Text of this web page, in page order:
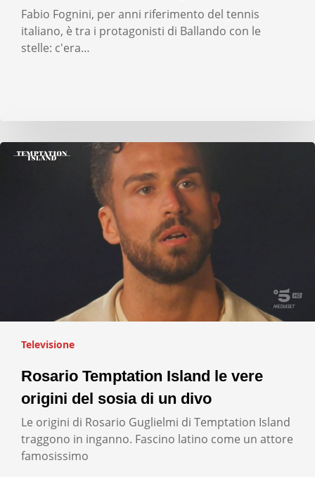
Fabio Fognini, per anni riferimento del tennis
italiano, è tra i protagonisti di Ballando con le
stelle: c'era…
Televisione
Rosario Temptation Island le vere
origini del sosia di un divo
Le origini di Rosario Guglielmi di Temptation Island
traggono in inganno. Fascino latino come un attore
famosissimo